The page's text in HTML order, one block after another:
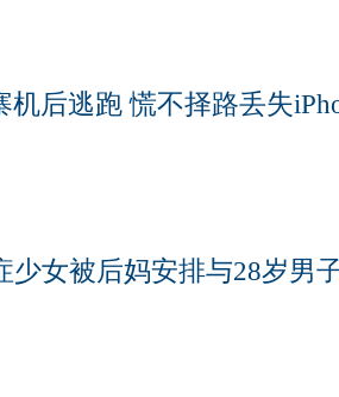
机后逃跑 慌不择路丢失
少女被后妈安排与28岁男